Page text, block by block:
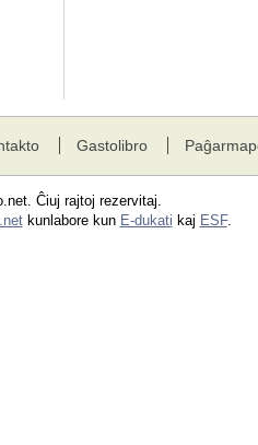
Gastolibro
Ĉiuj rajtoj rezervitaj.
kunlabore kun E-dukati kaj ESF.